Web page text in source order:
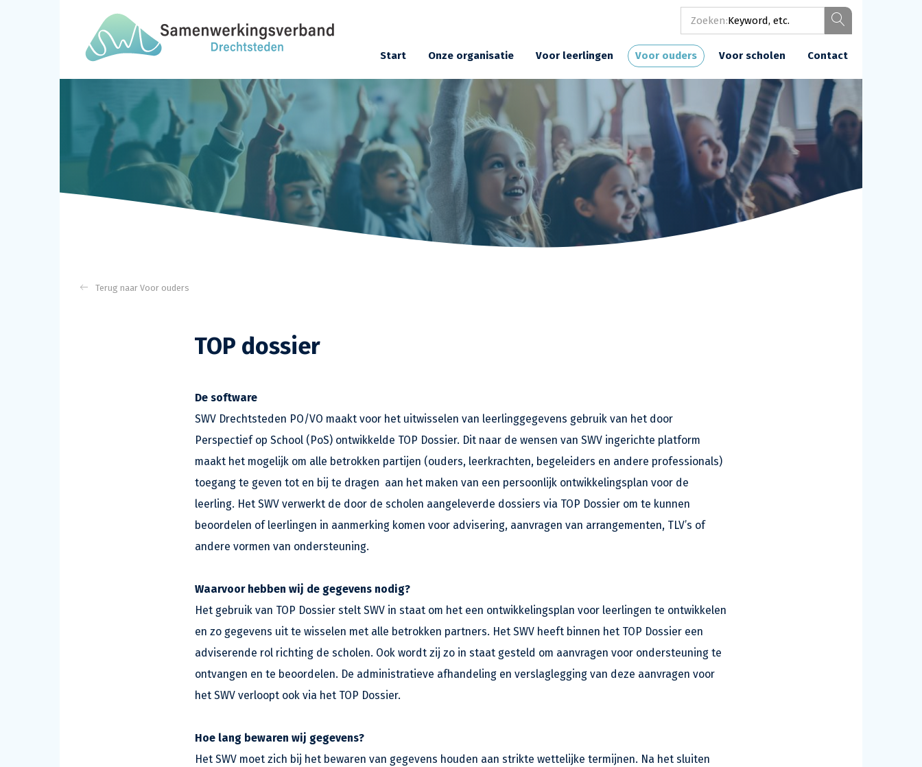
Zoeken:
Start Onze organisatie Voor leerlingen Voor ouders Voor scholen Contact
Voor ouders
TOP dossier
De software
SWV Drechtsteden PO/VO maakt voor het uitwisselen van leerlinggegevens gebruik van het door
Perspectief op School (PoS) ontwikkelde TOP Dossier. Dit naar de wensen van SWV ingerichte platform
maakt het mogelijk om alle betrokken partijen (ouders, leerkrachten, begeleiders en andere professionals)
toegang te geven tot en bij te dragen aan het maken van een persoonlijk ontwikkelingsplan voor de
leerling. Het SWV verwerkt de door de scholen aangeleverde dossiers via TOP Dossier om te kunnen
beoordelen of leerlingen in aanmerking komen voor advisering, aanvragen van arrangementen, TLV’s of
andere vormen van ondersteuning.
Waarvoor hebben wij de gegevens nodig?
Het gebruik van TOP Dossier stelt SWV in staat om het een ontwikkelingsplan voor leerlingen te ontwikkelen
en zo gegevens uit te wisselen met alle betrokken partners. Het SWV heeft binnen het TOP Dossier een
adviserende rol richting de scholen. Ook wordt zij zo in staat gesteld om aanvragen voor ondersteuning te
ontvangen en te beoordelen. De administratieve afhandeling en verslaglegging van deze aanvragen voor
het SWV verloopt ook via het TOP Dossier.
Hoe lang bewaren wij gegevens?
Het SWV moet zich bij het bewaren van gegevens houden aan strikte wettelijke termijnen. Na het sluiten